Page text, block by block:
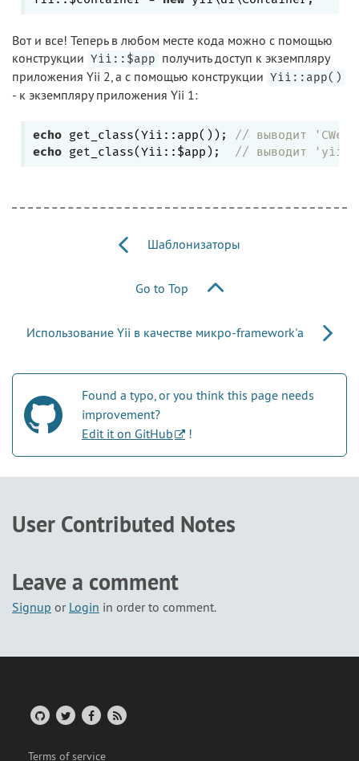
Вот и все! Теперь в любом месте кода можно с помощью
конструкции Yii::$app получить доступ к экземпляру
приложения Yii 2, а с помощью конструкции Yii::app()
- к экземпляру приложения Yii 1:
echo get_class(Yii::app()); // выводит
echo get_class(Yii::$app); // выводит
Шаблонизаторы
Go to Top
Использование Yii в качестве микро-framework'а
Found a typo, or you think this page needs
improvement?
Edit it on GitHub
!
User Contributed Notes
Leave a comment
Signup or Login in order to comment.
Terms of service